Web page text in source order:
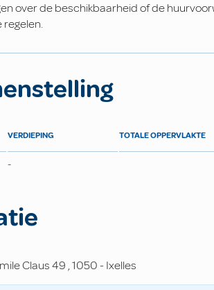
over de beschikbaarheid of de
regelen.
VERDIEPING TOTALE OPPERVLAKTE
-
Claus49 ,1050-Ixelles